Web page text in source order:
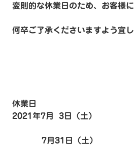
変則的な休業日のため、お客様
何卒ご了承くださいますよう宜
休業日
2021年7月 3日（土）
7月31日（土）